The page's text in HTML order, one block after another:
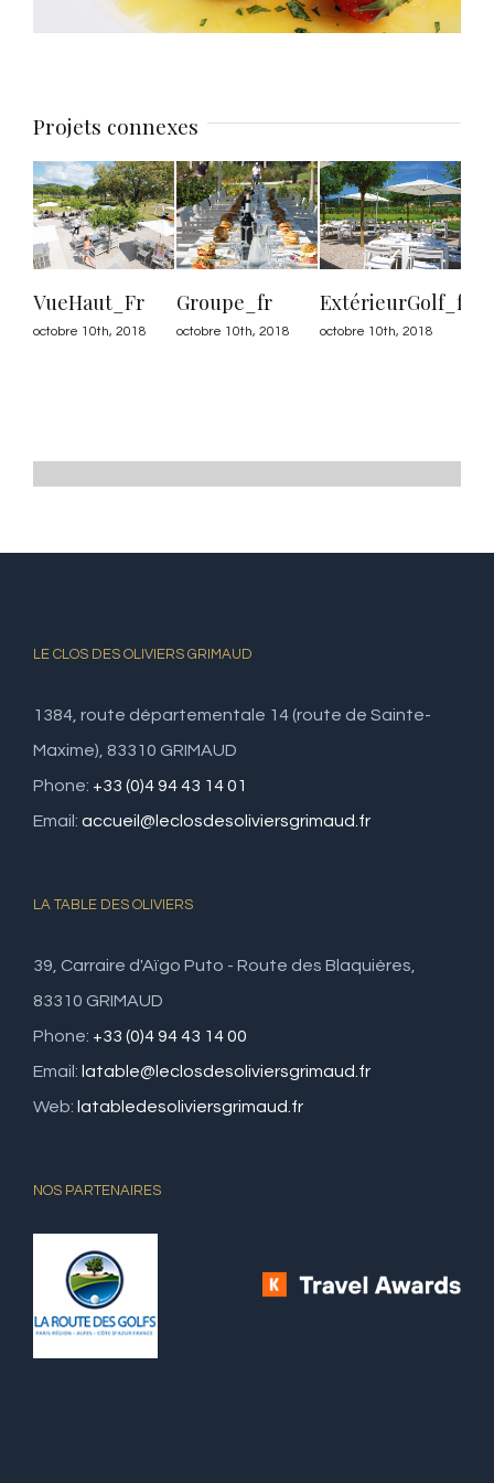
Projets connexes
VueHaut_Fr
octobre 10th, 2018
Groupe_fr
octobre 10th, 2018
ExtérieurGolf_fr
octobre 10th, 2018
LE CLOS DES OLIVIERS GRIMAUD
1384, route départementale 14 (route de Sainte-
Maxime), 83310 GRIMAUD
Phone: +33 (0)4 94 43 14 01
Email: accueil@leclosdesoliviersgrimaud.fr
LA TABLE DES OLIVIERS
39, Carraire d'Aïgo Puto - Route des Blaquières,
83310 GRIMAUD
Phone: +33 (0)4 94 43 14 00
Email: latable@leclosdesoliviersgrimaud.fr
Web: latabledesoliviersgrimaud.fr
NOS PARTENAIRES